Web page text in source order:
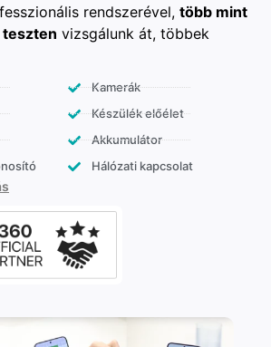
rendszerével, több mint
vizsgálunk át, többek
Kamerák
Készülék előélet
Akkumulátor
Hálózati kapcsolat